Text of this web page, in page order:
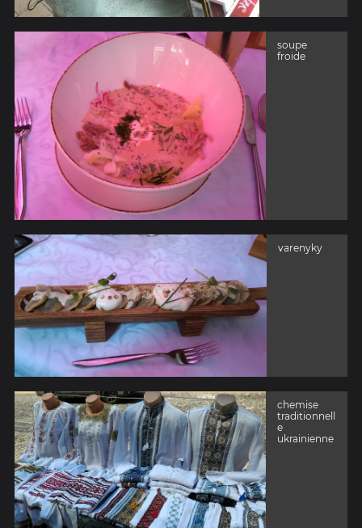
soupe
froide
varenyky
chemise
traditionnell
e
ukrainienne